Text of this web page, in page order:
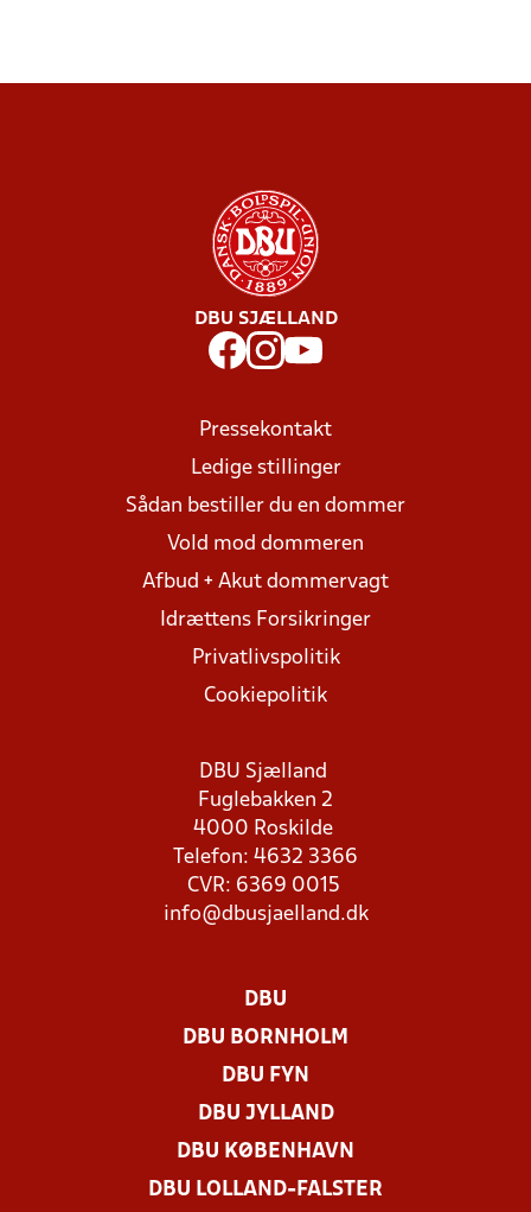
DBU SJÆLLAND
Pressekontakt
Ledige stillinger
Sådan bestiller du en dommer
Vold mod dommeren
Afbud + Akut dommervagt
Idrættens Forsikringer
Privatlivspolitik
Cookiepolitik
DBU Sjælland
Fuglebakken 2
4000 Roskilde
Telefon: 4632 3366
CVR: 6369 0015
info@dbusjaelland.dk
DBU
DBU BORNHOLM
DBU FYN
DBU JYLLAND
DBU KØBENHAVN
DBU LOLLAND-FALSTER